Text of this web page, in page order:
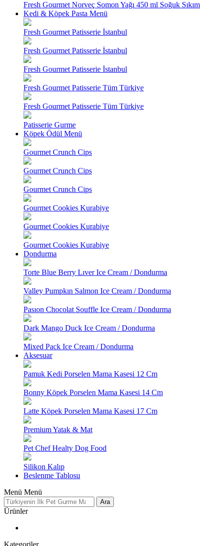
Fresh Gourmet Norveç Somon Yağı 450 ml Soğuk Sıkım
Kedi & Köpek Pasta Menü
Fresh Gourmet Patisserie İstanbul
Fresh Gourmet Patisserie İstanbul
Fresh Gourmet Patisserie İstanbul
Fresh Gourmet Patisserie Tüm Türkiye
Fresh Gourmet Patisserie Tüm Türkiye
Patisserie Gurme
Köpek Ödül Menü
Gourmet Crunch Cips
Gourmet Crunch Cips
Gourmet Crunch Cips
Gourmet Cookies Kurabiye
Gourmet Cookies Kurabiye
Gourmet Cookies Kurabiye
Dondurma
Torte Blue Berry Lıver Ice Cream / Dondurma
Valley Pumpkın Salmon Ice Cream / Dondurma
Pasıon Chocolat Souffle Ice Cream / Dondurma
Dark Mango Duck Ice Cream / Dondurma
Mixed Pack Ice Cream / Dondurma
Aksesuar
Pamuk Kedi Porselen Mama Kasesi 12 Cm
Bonny Köpek Porselen Mama Kasesi 14 Cm
Latte Köpek Porselen Mama Kasesi 17 Cm
Premium Yatak & Mat
Pet Chef Healty Dog Food
Silikon Kalıp
Beslenme Tablosu
Menü Menü
Ara
Ürünler
Kategoriler